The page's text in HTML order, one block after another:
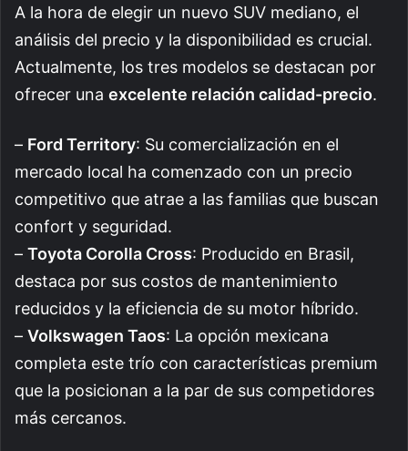
A la hora de elegir un nuevo SUV mediano, el
análisis del precio y la disponibilidad es crucial.
Actualmente, los tres modelos se destacan por
ofrecer una excelente relación calidad-precio.
– Ford Territory: Su comercialización en el
mercado local ha comenzado con un precio
competitivo que atrae a las familias que buscan
confort y seguridad.
– Toyota Corolla Cross: Producido en Brasil,
destaca por sus costos de mantenimiento
reducidos y la eficiencia de su motor híbrido.
– Volkswagen Taos: La opción mexicana
completa este trío con características premium
que la posicionan a la par de sus competidores
más cercanos.